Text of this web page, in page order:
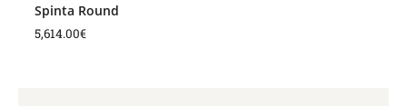
Spinta Round
5,614.00€